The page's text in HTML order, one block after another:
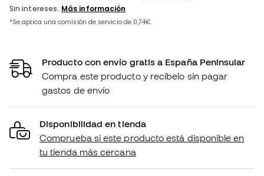
Producto con envío gratis a España Peninsular
Compra este producto y recíbelo sin pagar
gastos de envío
Disponibilidad en tienda
Comprueba si este producto está disponible en
tu tienda más cercana